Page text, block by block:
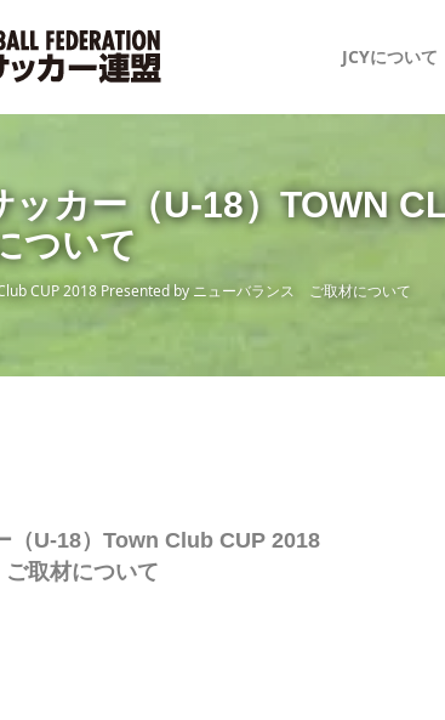
JCYについて
カー（U-18）TOWN
ついて
CUP 2018 Presented by ニューバランス ご取材について
（U-18）Town Club CUP 2018
取材について